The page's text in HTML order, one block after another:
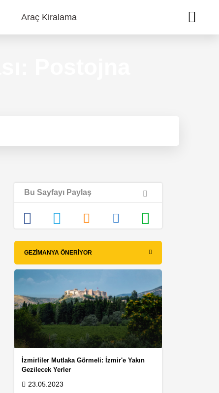
Araç Kiralama
Bu Sayfayı Paylaş
GEZIMANYA ÖNERIYOR
İzmirliler Mutlaka Görmeli: İzmir'e Yakın
Gezilecek Yerler
23.05.2023